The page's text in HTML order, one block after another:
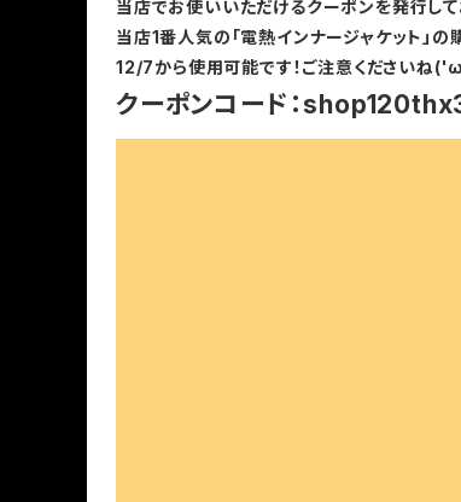
当店でお使いいただけるクーポンを発行して
当店1番人気の「電熱インナージャケット」
12/7から使用可能です！ご注意くださいね
クーポンコード：